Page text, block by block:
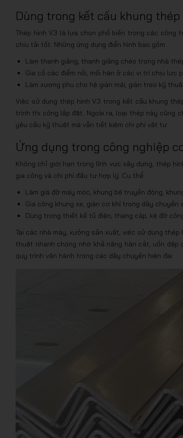
Dùng trong kết cấu khung thép
Thép hình V3 là lựa chọn phổ biến trong các công
chịu tải tốt. Những ứng dụng điển hình bao gồm:
Làm thanh giằng, thanh giằng chéo trong nhà
Gia cố các điểm nối, mối hàn ở các vị trí chịu lực
Làm xương phụ cho hệ giàn mái, giàn treo kỹ
Việc sử dụng thép hình V3 trong kết cấu khung
trình thi công lắp đặt. Ngoài ra, loại thép này cũng
yêu cầu kỹ thuật mà vẫn tiết kiệm chi phí vật tư.
Ứng dụng trong công nghiệp
Không chỉ giới hạn trong lĩnh vực xây dựng, thép
gia công và chi phí đầu tư hợp lý. Cụ thể:
Làm giá đỡ máy móc, khung bệ truyền động,
Gia công khung xe, giàn cơ khí trong dây chuyền
Dùng trong thiết kế tủ điện, thang cáp, kệ đỡ
Tại các nhà máy, xưởng sản xuất, việc sử dụng
thuật nhanh chóng nhờ khả năng hàn cắt, uốn
quy trình vận hành trong các dây chuyền hiện đại.